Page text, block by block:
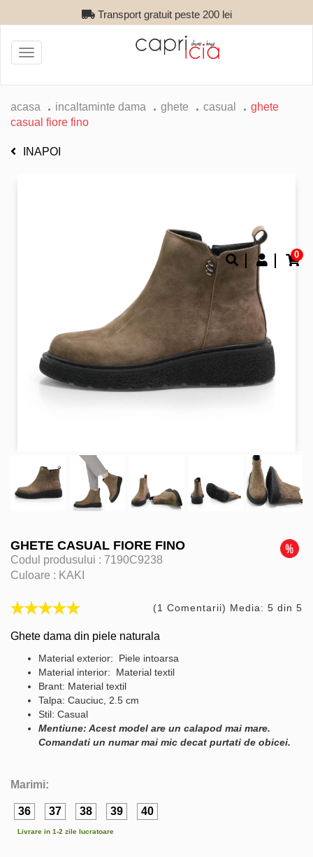
Transport gratuit peste 200 lei
0
Toggle
navigation
acasa incaltaminte dama ghete casual
ghete
casual fiore fino
INAPOI
GHETE CASUAL FIORE FINO
Codul produsului : 7190C9238
Culoare : KAKI
(1 Comentarii) Media: 5 din 5
Ghete dama din piele naturala
Material exterior: Piele intoarsa
Material interior: Material textil
Brant: Material textil
Talpa: Cauciuc, 2.5 cm
Stil: Casual
Mentiune: Acest model are un calapod mai mare.
Comandati un numar mai mic decat purtati de obicei.
Marimi:
36 37 38 39 40
Livrare in 1-2 zile lucratoare